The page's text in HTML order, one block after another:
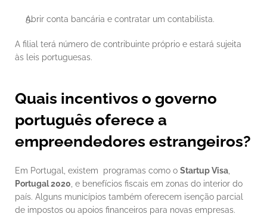
Abrir conta bancária e contratar um contabilista.
A filial terá número de contribuinte próprio e estará sujeita
às leis portuguesas.
Quais incentivos o governo
português oferece a
empreendedores estrangeiros?
Em Portugal, existem  programas como o Startup Visa
Portugal 2020 , e benefícios fiscais em zonas do interior do
país. Alguns municípios também oferecem isenção parcial
de impostos ou apoios financeiros para novas empresas.